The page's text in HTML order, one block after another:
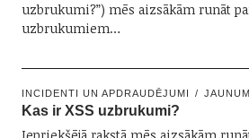
uzbrukumi?”) mēs aizsākām runāt
uzbrukumiem…
INCIDENTI UN APDRAUDĒJUMI
Kas ir XSS uzbrukumi?